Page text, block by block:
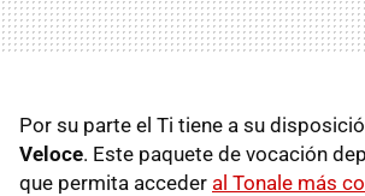
Por su parte el Ti tiene a su
Veloce. Este paquete de vocación
que permita acceder al Tonale más